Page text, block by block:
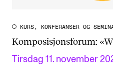
KURS, KONFERANSER OG
Komposisjonsforum:
Tirsdag 11. november